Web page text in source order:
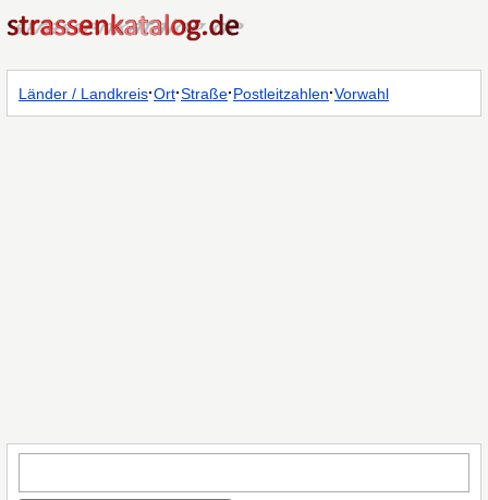
Länder / Landkreis·Ort·Straße·Postleitzahlen·Vorwahl